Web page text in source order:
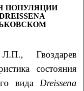
ПОПУЛЯЦИИ
Л.П., Гвоздарев
состояния
вида Dreissena